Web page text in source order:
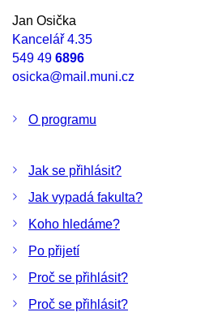
Jan Osička
Kancelář 4.35
549 49 6896
osicka@mail.muni.cz
O programu
Jak se přihlásit?
Jak vypadá fakulta?
Koho hledáme?
Po přijetí
Proč se přihlásit?
Proč se přihlásit?